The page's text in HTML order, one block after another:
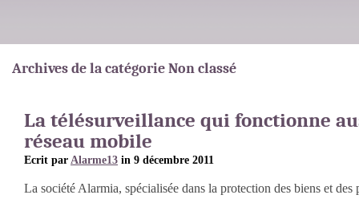
Archives de la catégorie Non classé
La télésurveillance qui fonctionne
réseau mobile
Ecrit par Alarme13 in 9 décembre 2011
La société Alarmia, spécialisée dans la protection des biens et des